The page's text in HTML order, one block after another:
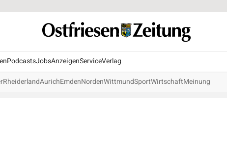
PodcastsJobsAnzeigenServiceVerlag
RheiderlandAurichEmdenNordenWittmundSportWirtschaftMeinung